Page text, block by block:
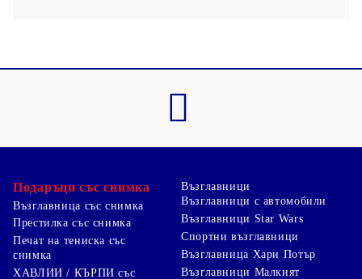
Подаръци със снимка
Възглавница със снимка
Престилка със снимка
Печат на тениска със
снимка
ХАВЛИИ / КЪРПИ със
Възглавници
Възглавници с автомобили
Възглавници Star Wars
Спортни възглавници
Възглавница Хари Потър
Възглавници Малкият